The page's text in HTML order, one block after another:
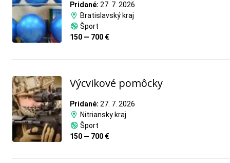
Pridané: 27. 7. 2026
Bratislavský kraj
Šport
150 — 700 €
Výcvikové pomôcky
Pridané: 27. 7. 2026
Nitriansky kraj
Šport
150 — 700 €